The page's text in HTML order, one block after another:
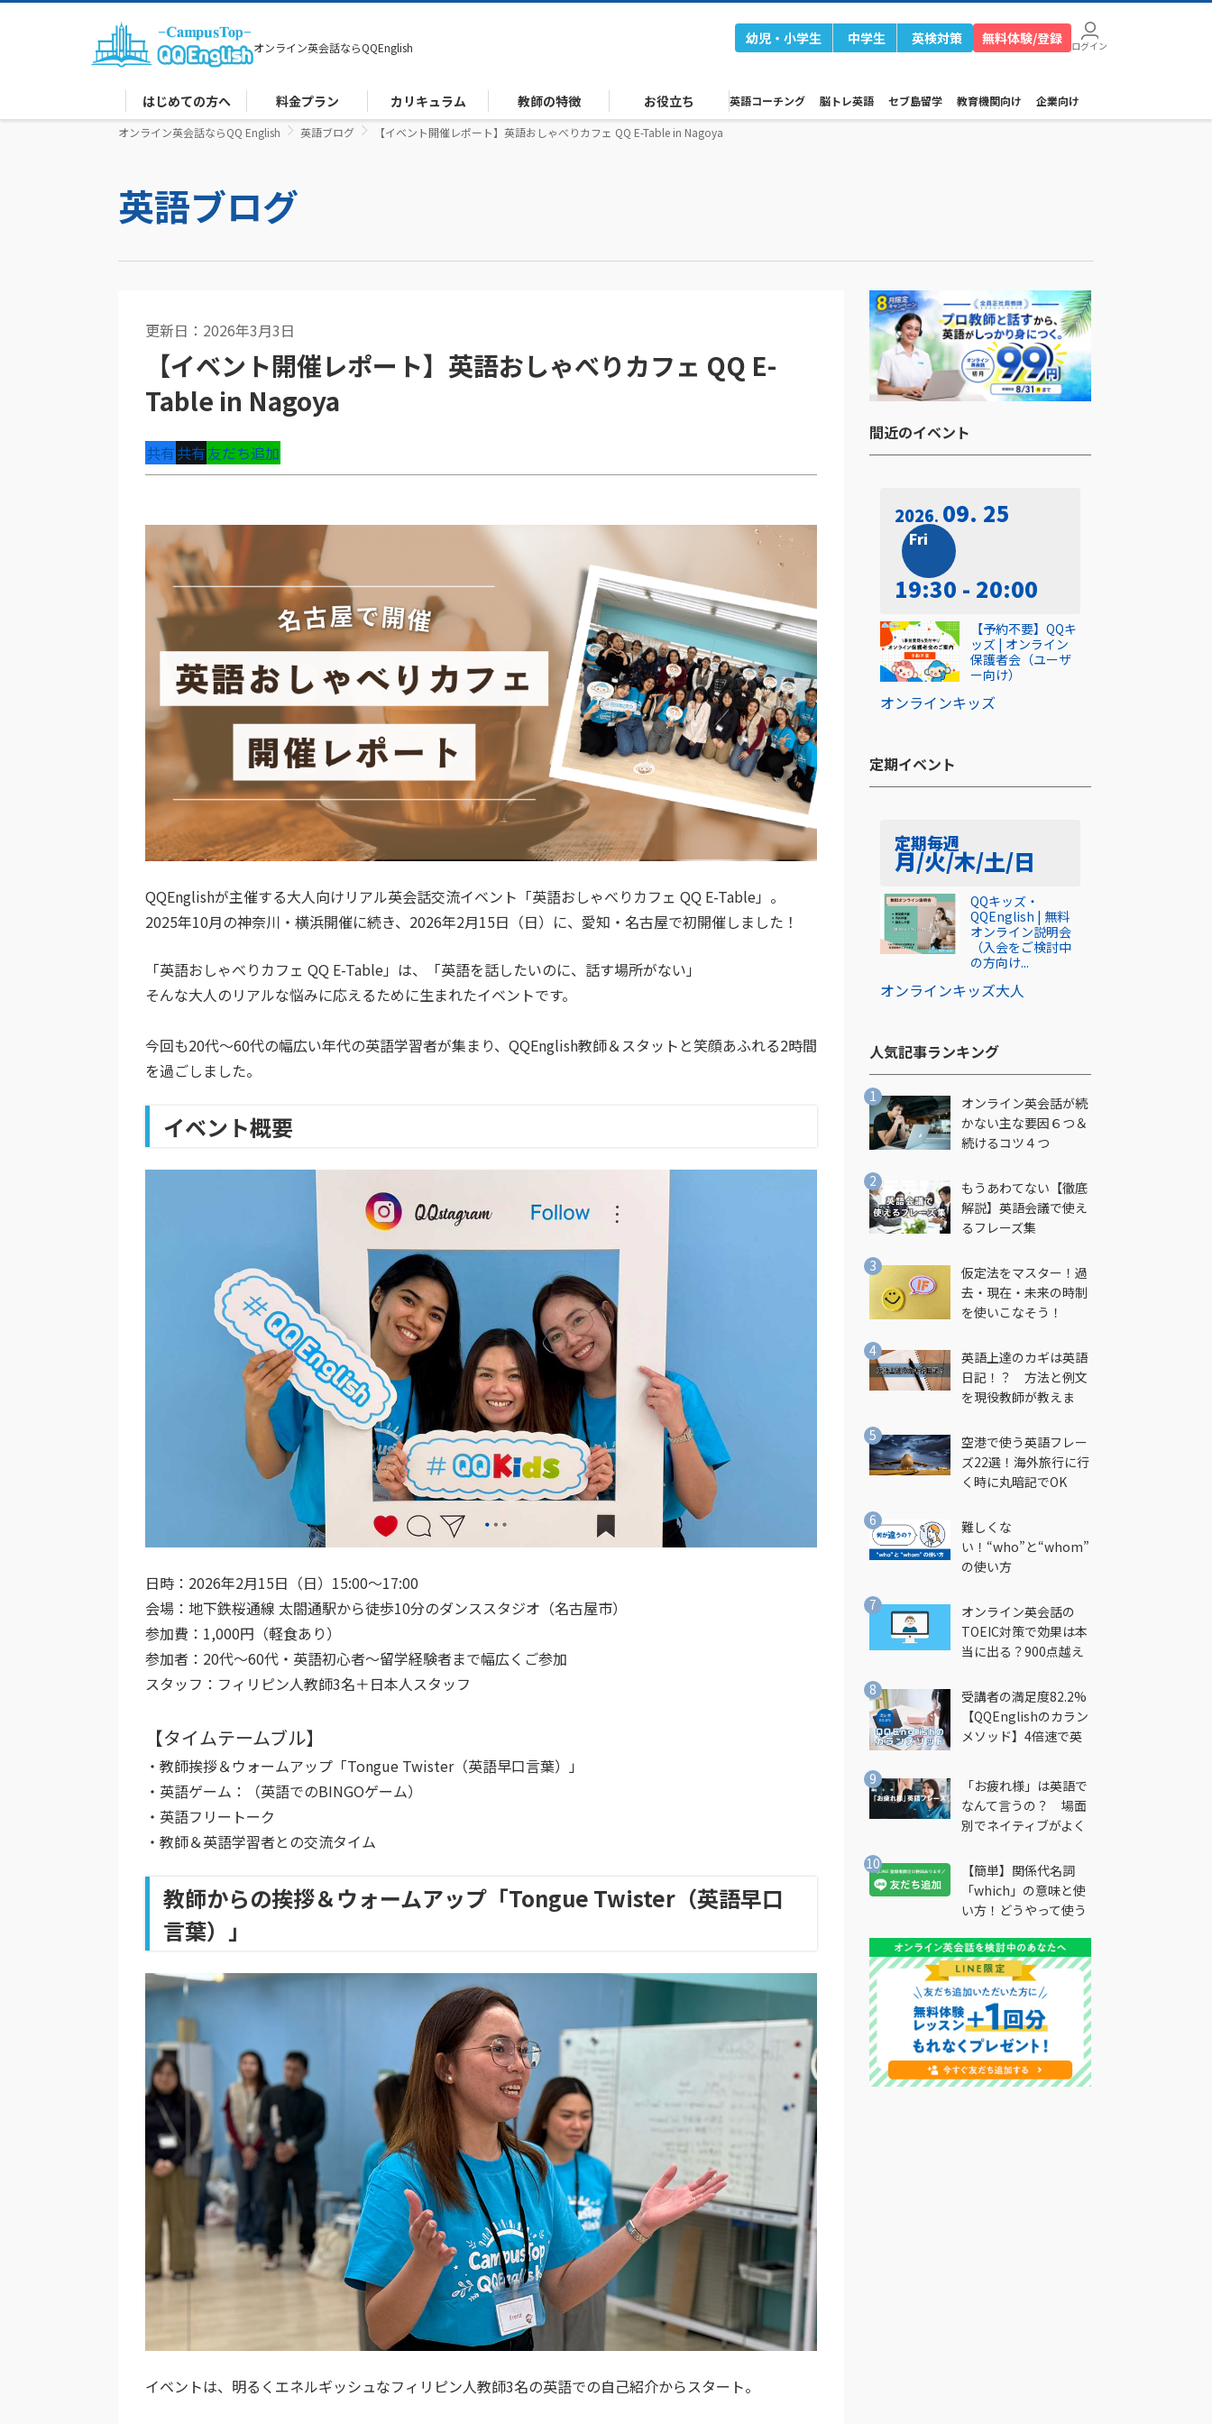
オンライン英会話ならQQEnglish
幼児・小学生 中学生 英検対策 無料体験/登録 ログイン
はじめての方へ 料金プラン カリキュラム 教師の特徴 お役立ち 英語コーチング 脳トレ英語 セブ島留学 教育機関向け 企業向け
オンライン英会話ならQQ English 英語ブログ 【イベント開催レポート】英語おしゃべりカフェ QQ E-Table in Nagoya
英語ブログ
更新日：2026年3月3日
【イベント開催レポート】英語おしゃべりカフェ QQ E-
Table in Nagoya
共有共有友だち追加
QQEnglishが主催する大人向けリアル英会話交流イベント「英語おしゃべりカフェ QQ E-Table」。
2025年10月の神奈川・横浜開催に続き、2026年2月15日（日）に、愛知・名古屋で初開催しました！
「英語おしゃべりカフェ QQ E-Table」は、「英語を話したいのに、話す場所がない」
そんな大人のリアルな悩みに応えるために生まれたイベントです。
今回も20代〜60代の幅広い年代の英語学習者が集まり、QQEnglish教師＆スタットと笑顔あふれる2時間
を過ごしました。
イベント概要
日時：2026年2月15日（日）15:00〜17:00
会場：地下鉄桜通線 太閤通駅から徒歩10分のダンススタジオ（名古屋市）
参加費：1,000円（軽食あり）
参加者：20代〜60代・英語初心者〜留学経験者まで幅広くご参加
スタッフ：フィリピン人教師3名＋日本人スタッフ
【タイムテームブル】
・教師挨拶＆ウォームアップ「Tongue Twister（英語早口言葉）」
・英語ゲーム：（英語でのBINGOゲーム）
・英語フリートーク
・教師＆英語学習者との交流タイム
教師からの挨拶＆ウォームアップ「Tongue Twister（英語早口
言葉）」
イベントは、明るくエネルギッシュなフィリピン人教師3名の英語での自己紹介からスタート。
間近のイベント​
2026 09. 25
Fri
19:30 - 20:00
オンラインキッズ
【予約不要】QQキ
ッズ | オンライン
保護者会（ユーザ
ー向け）
定期イベント​
定期毎週
月/火/木/土/日
オンラインキッズ大人
QQキッズ・
QQEnglish | 無料
オンライン説明会
（入会をご検討中
の方向け...
人気記事ランキング​
オンライン英会話が続
かない主な要因６つ＆
続けるコツ４つ
もうあわてない【徹底
解説】英語会議で使え
るフレーズ集
仮定法をマスター！過
去・現在・未来の時制
を使いこなそう！
英語上達のカギは英語
日記！？ 方法と例文
を現役教師が教えま
空港で使う英語フレー
ズ22選！海外旅行に行
く時に丸暗記でOK
難しくな
い！“who”と“whom”
の使い方
オンライン英会話の
TOEIC対策で効果は本
当に出る？900点越え
受講者の満足度82.2%
【QQEnglishのカラン
メソッド】4倍速で英
法とは？
「お疲れ様」は英語で
なんて言うの？ 場面
別でネイティブがよく
説
【簡単】関係代名詞
「which」の意味と使
い方！どうやって使う